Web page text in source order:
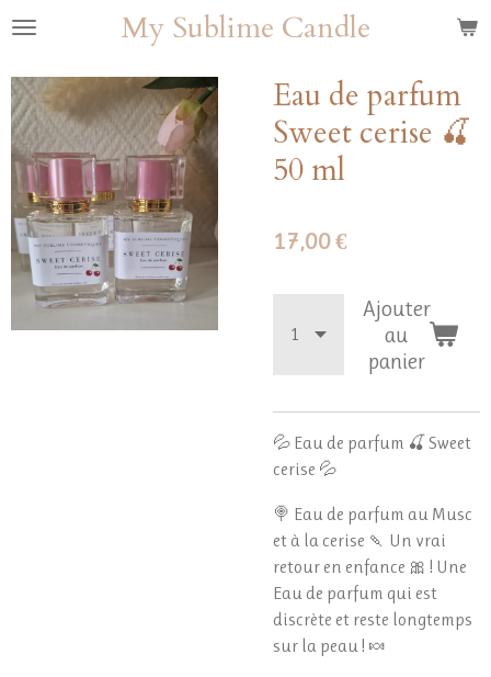
Passer
contenu
principal
My Sublime Candle
Eau de parfum
Sweet cerise 🍒
50 ml
17,00 €
Ajouter
au
panier
💦 Eau de parfum 🍒 Sweet
cerise 💦
🍭 Eau de parfum au Musc
et à la cerise 🍡 Un vrai
retour en enfance 🎀 ! Une
Eau de parfum qui est
discrète et reste longtemps
sur la peau ! 🍬